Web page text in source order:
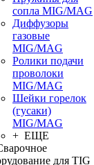
сопла MIG/MAG
Диффузоры
газовые
MIG/MAG
Ролики подачи
проволоки
MIG/MAG
Шейки горелок
(гусаки)
MIG/MAG
+ ЕЩЕ